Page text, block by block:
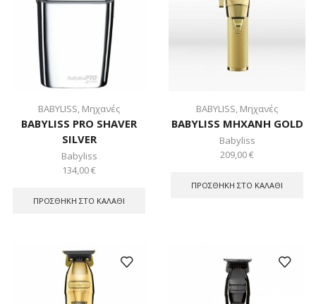
BABYLISS, Μηχανές
BABYLISS PRO SHAVER
SILVER
Babyliss
134,00€
ΠΡΟΣΘΉΚΗ ΣΤΟ ΚΑΛΆΘΙ
BABYLISS, Μηχανές
BABYLISS ΜΗΧΑΝΗ GOLD
Babyliss
209,00€
ΠΡΟΣΘΉΚΗ ΣΤΟ ΚΑΛΆΘΙ